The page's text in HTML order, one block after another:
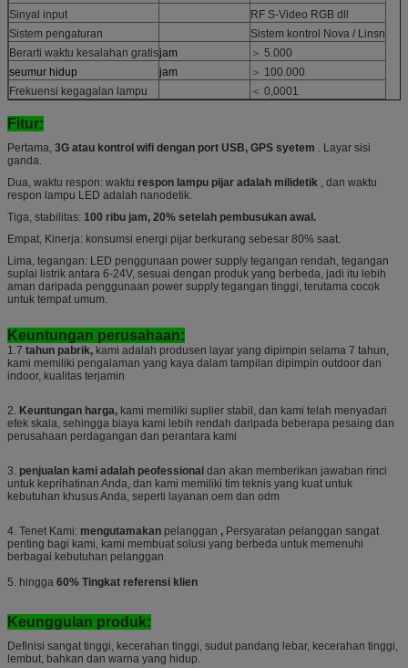
Sinyal input
RF S-Video RGB dll
Sistem pengaturan
Sistem kontrol Nova / Linsn
Berarti waktu kesalahan gratisjam
＞ 5.000
seumur hidup
jam
＞ 100.000
Frekuensi kegagalan lampu
＜ 0,0001
Fitur:
Pertama, 3G atau kontrol wifi dengan port USB, GPS syetem . Layar sisi
ganda.
Dua, waktu respon: waktu respon lampu pijar adalah milidetik , dan waktu
respon lampu LED adalah nanodetik.
Tiga, stabilitas: 100 ribu jam, 20% setelah pembusukan awal.
Empat, Kinerja: konsumsi energi pijar berkurang sebesar 80% saat.
Lima, tegangan: LED penggunaan power supply tegangan rendah, tegangan
suplai listrik antara 6-24V, sesuai dengan produk yang berbeda, jadi itu lebih
aman daripada penggunaan power supply tegangan tinggi, terutama cocok
untuk tempat umum.
Keuntungan perusahaan:
1.7 tahun pabrik, kami adalah produsen layar yang dipimpin selama 7 tahun,
kami memiliki pengalaman yang kaya dalam tampilan dipimpin outdoor dan
indoor, kualitas terjamin
2. Keuntungan harga, kami memiliki suplier stabil, dan kami telah menyadari
efek skala, sehingga biaya kami lebih rendah daripada beberapa pesaing dan
perusahaan perdagangan dan perantara kami
3. penjualan kami adalah peofessional dan akan memberikan jawaban rinci
untuk keprihatinan Anda, dan kami memiliki tim teknis yang kuat untuk
kebutuhan khusus Anda, seperti layanan oem dan odm
4. Tenet Kami: mengutamakan pelanggan , Persyaratan pelanggan sangat
penting bagi kami, kami membuat solusi yang berbeda untuk memenuhi
berbagai kebutuhan pelanggan
5. hingga 60% Tingkat referensi klien
Keunggulan produk:
Definisi sangat tinggi, kecerahan tinggi, sudut pandang lebar, kecerahan tinggi,
lembut, bahkan dan warna yang hidup.